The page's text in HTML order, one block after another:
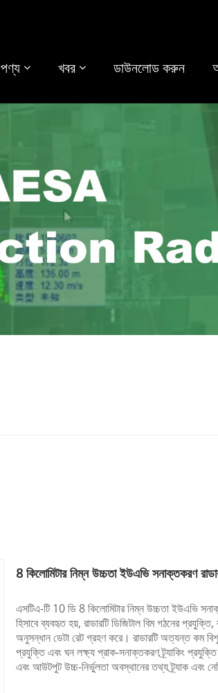
পণ্য খবর ডাউনলোড করুন
8 কিলোমিটার নিম্ন উচ্চতা ইউএভি সনাক্তকরণ
এসটিএ-টি 10 ডি 8 কিলোমিটার নিম্ন উচ্চতা ইউএভি
হিসাবে ব্যবহৃত হয়, রাডারটি ডিজিটাল বিম গঠনের
অনুসন্ধান ডেটা রেট গ্রহণ করে। রাডারটি অত্যন্ত কম
প্রযুক্তি এবং ঘন লক্ষ্য প্রাক-সনাক্তকরণ ট্র্যাকিং
এবং আউটপুট উচ্চ-নির্ভুলতা অবস্থানের তথ্য ট্র্যাক এবং